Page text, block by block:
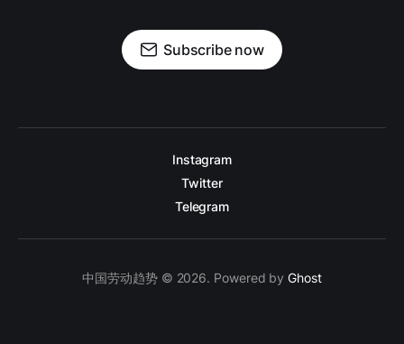
Subscribe now
Instagram
Twitter
Telegram
中国劳动趋势 © 2026. Powered byGhost